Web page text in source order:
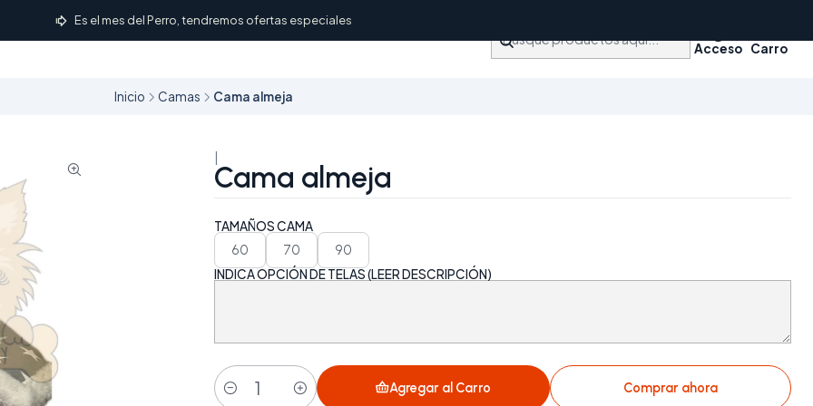
Acceso Carro
Es el mes del Perro, tendremos ofertas especiales
Inicio Camas Cama almeja
Cama almeja
TAMAÑOS CAMA
60 70 90
INDICA OPCIÓN DE TELAS (LEER DESCRIPCIÓN)
Cantidad
Agregar al Carro Comprar ahora